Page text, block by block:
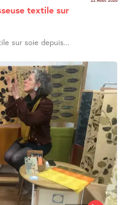
textile sur
sur soie depuis...